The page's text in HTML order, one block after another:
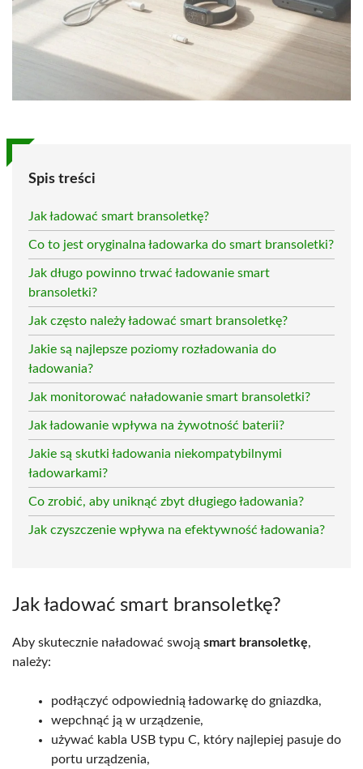
Spis treści
Jak ładować smart bransoletkę?
Co to jest oryginalna ładowarka do smart bransoletki?
Jak długo powinno trwać ładowanie smart
bransoletki?
Jak często należy ładować smart bransoletkę?
Jakie są najlepsze poziomy rozładowania do
ładowania?
Jak monitorować naładowanie smart bransoletki?
Jak ładowanie wpływa na żywotność baterii?
Jakie są skutki ładowania niekompatybilnymi
ładowarkami?
Co zrobić, aby uniknąć zbyt długiego ładowania?
Jak czyszczenie wpływa na efektywność ładowania?
Jak ładować smart bransoletkę?
Aby skutecznie naładować swoją smart bransoletkę,
należy:
podłączyć odpowiednią ładowarkę do gniazdka,
wepchnąć ją w urządzenie,
używać kabla USB typu C, który najlepiej pasuje do
portu urządzenia,